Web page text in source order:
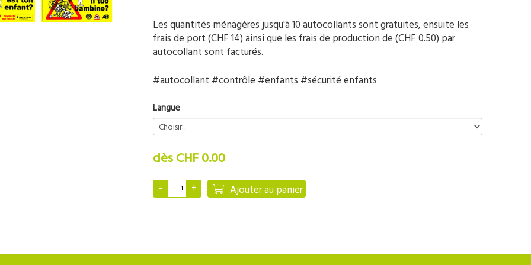
Les quantités ménagères jusqu'à 10 autocollants sont gratuites, ensuite les
frais de port (CHF 14) ainsi que les frais de production de (CHF 0.50) par
autocollant sont facturés.
#autocollant #contrôle #enfants #sécurité enfants
Langue
dès CHF 0.00
Ajouter au panier